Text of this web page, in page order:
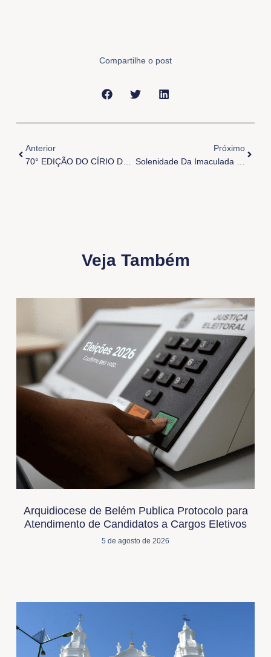
Compartilhe o post
Anterior
70° EDIÇÃO DO CÍRIO DE NOSSA SENHORA DAS GRAÇAS
Próximo
Veja Também
Arquidiocese de Belém Publica Protocolo para
Atendimento de Candidatos a Cargos Eletivos
5 de agosto de 2026